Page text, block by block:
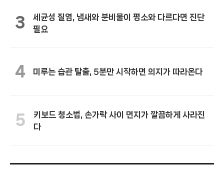
3
세균성 질염, 냄새와 분비물이 평소와 다르다면 진단
필요
4 미루는 습관 탈출, 5분만 시작하면 의지가 따라온다
5
키보드 청소법, 손가락 사이 먼지가 깔끔하게 사라진
다